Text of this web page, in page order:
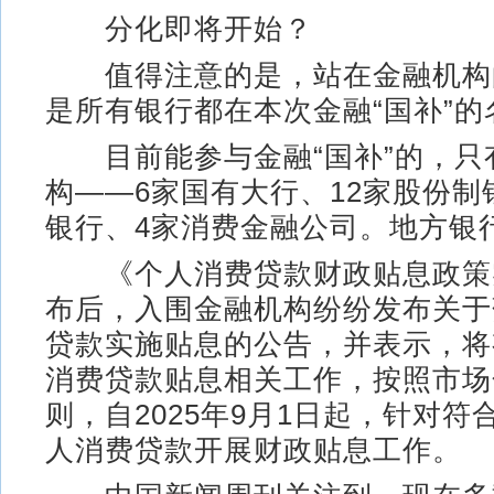
分化即将开始？
值得注意的是，站在金融机构
是所有银行都在本次金融“国补”
目前能参与金融“国补”的，只
构——6家国有大行、12家股份制
银行、4家消费金融公司。地方银
《个人消费贷款财政贴息政策
布后，入围金融机构纷纷发布关
贷款实施贴息的公告，并表示，
消费贷款贴息相关工作，按照市
则，自2025年9月1日起，针对符
人消费贷款开展财政贴息工作。